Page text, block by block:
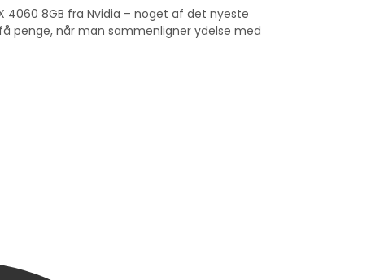
4060 8GB fra Nvidia – noget af det nyeste
penge, når man sammenligner ydelse med